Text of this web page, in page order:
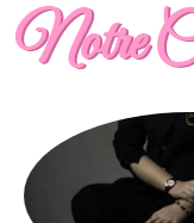
Notre